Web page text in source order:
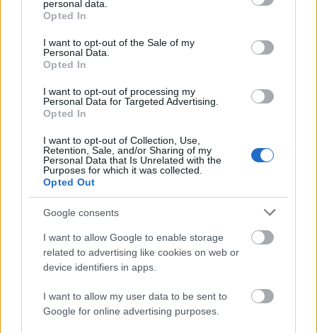
grant or deny consent to Google and its third-party tags to
use your data for below specified purposes in below Google
consent section.
personal data.
Opted In
I want to opt-out of the Sale of my
Personal Data.
Opted In
I want to opt-out of processing my
Personal Data for Targeted Advertising.
Opted In
I want to opt-out of Collection, Use,
Retention, Sale, and/or Sharing of my
Personal Data that Is Unrelated with the
Purposes for which it was collected.
Opted Out
Google consents
I want to allow Google to enable storage
related to advertising like cookies on web or
device identifiers in apps.
I want to allow my user data to be sent to
Google for online advertising purposes.
Cura karmesteri minőségben történő
meghívásához, aki szívesen elfogadta a
felkérést.
De nem kell várnunk márciusig, ha az Óbudai
Danubia Zenekart szeretnénk hallani. Január
31-én a Magyar Szimfonikus Körkép
keretében lépnek fel a Művészetek
Palotájában, ahol Bartók, Dohnányi és egy
kortárs szerző, Gyöngyösi Levente művei
csendülnek fel Héja Domonkos vezényletével.